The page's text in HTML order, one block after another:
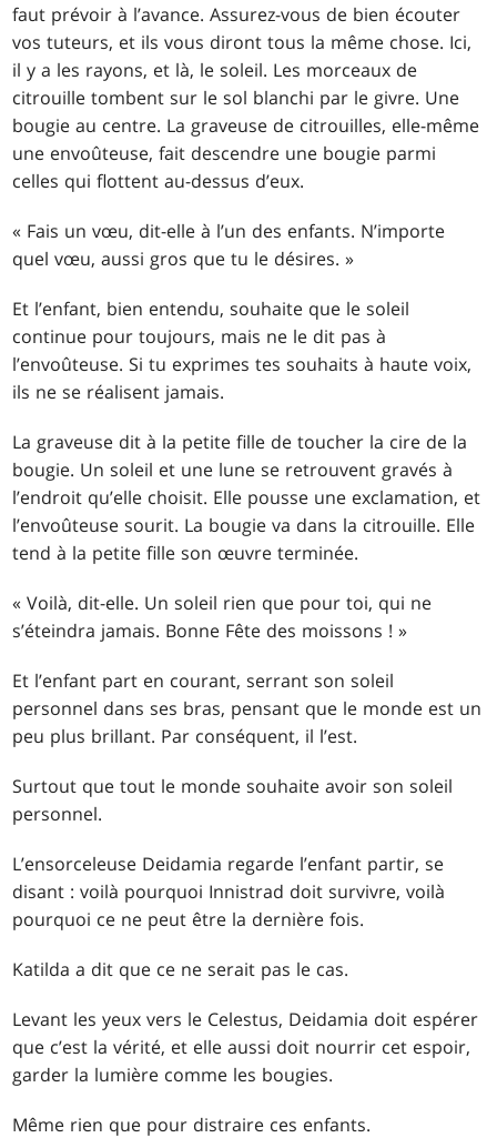
faut prévoir à l’avance. Assurez-vous de bien écouter
vos tuteurs, et ils vous diront tous la même chose. Ici,
il y a les rayons, et là, le soleil. Les morceaux de
citrouille tombent sur le sol blanchi par le givre. Une
bougie au centre. La graveuse de citrouilles, elle-même
une envoûteuse, fait descendre une bougie parmi
celles qui flottent au-dessus d’eux.
« Fais un vœu, dit-elle à l’un des enfants. N’importe
quel vœu, aussi gros que tu le désires. »
Et l’enfant, bien entendu, souhaite que le soleil
continue pour toujours, mais ne le dit pas à
l’envoûteuse. Si tu exprimes tes souhaits à haute voix,
ils ne se réalisent jamais.
La graveuse dit à la petite fille de toucher la cire de la
bougie. Un soleil et une lune se retrouvent gravés à
l’endroit qu’elle choisit. Elle pousse une exclamation, et
l’envoûteuse sourit. La bougie va dans la citrouille. Elle
tend à la petite fille son œuvre terminée.
« Voilà, dit-elle. Un soleil rien que pour toi, qui ne
s’éteindra jamais. Bonne Fête des moissons ! »
Et l’enfant part en courant, serrant son soleil
personnel dans ses bras, pensant que le monde est un
peu plus brillant. Par conséquent, il l’est.
Surtout que tout le monde souhaite avoir son soleil
personnel.
L’ensorceleuse Deidamia regarde l’enfant partir, se
disant : voilà pourquoi Innistrad doit survivre, voilà
pourquoi ce ne peut être la dernière fois.
Katilda a dit que ce ne serait pas le cas.
Levant les yeux vers le Celestus, Deidamia doit espérer
que c’est la vérité, et elle aussi doit nourrir cet espoir,
garder la lumière comme les bougies.
Même rien que pour distraire ces enfants.